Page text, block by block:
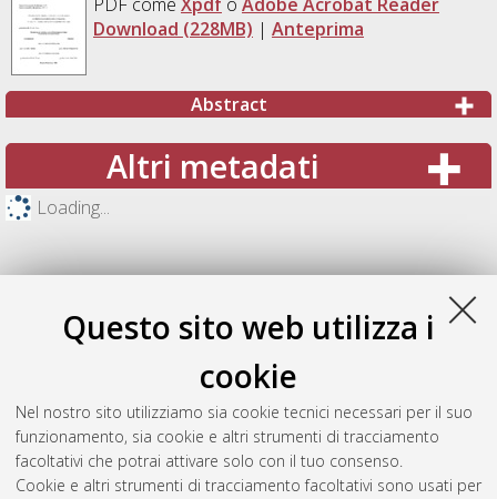
Questo sito web utilizza i
cookie
Nel nostro sito utilizziamo sia cookie tecnici necessari per il suo
funzionamento, sia cookie e altri strumenti di tracciamento
facoltativi che potrai attivare solo con il tuo consenso.
Cookie e altri strumenti di tracciamento facoltativi sono usati per
Download (228MB) | Anteprima
Abstract
Altri metadati
Loading...